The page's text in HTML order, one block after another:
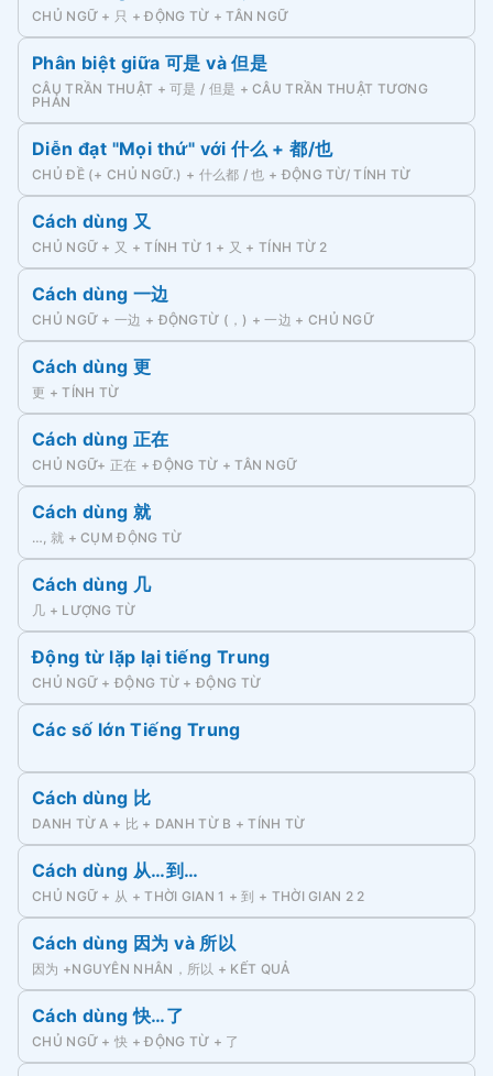
CHỦ NGỮ + 只 + ĐỘNG TỪ + TÂN NGỮ
Phân biệt giữa 可是 và 但是
CÂU TRẦN THUẬT + 可是 / 但是 + CÂU TRẦN THUẬT TƯƠNG
PHẢN
Diễn đạt "Mọi thứ" với 什么 + 都/也
CHỦ ĐỀ (+ CHỦ NGỮ.) + 什么都 / 也 + ĐỘNG TỪ/ TÍNH TỪ
Cách dùng 又
CHỦ NGỮ + 又 + TÍNH TỪ 1 + 又 + TÍNH TỪ 2
Cách dùng 一边
CHỦ NGỮ + 一边 + ĐỘNGTỪ (，) + 一边 + CHỦ NGỮ
Cách dùng 更
更 + TÍNH TỪ
Cách dùng 正在
CHỦ NGỮ+ 正在 + ĐỘNG TỪ + TÂN NGỮ
Cách dùng 就
…, 就 + CỤM ĐỘNG TỪ
Cách dùng 几
几 + LƯỢNG TỪ
Động từ lặp lại tiếng Trung
CHỦ NGỮ + ĐỘNG TỪ + ĐỘNG TỪ
Các số lớn Tiếng Trung
Cách dùng 比
DANH TỪ A + 比 + DANH TỪ B + TÍNH TỪ
Cách dùng 从…到…
CHỦ NGỮ + 从 + THỜI GIAN 1 + 到 + THỜI GIAN 2 2
Cách dùng 因为 và 所以
因为 +NGUYÊN NHÂN，所以 + KẾT QUẢ
Cách dùng 快…了
CHỦ NGỮ + 快 + ĐỘNG TỪ + 了